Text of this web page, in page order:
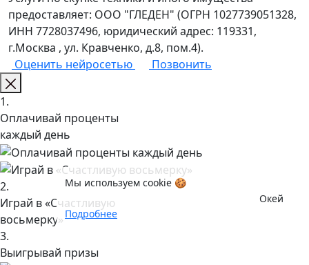
предоставляет: ООО "ГЛЕДЕН" (ОГРН 1027739051328,
ИНН 7728037496, юридический адрес: 119331,
г.Москва , ул. Кравченко, д.8, пом.4).
Оценить нейросетью
Позвонить
Мы используем cookie 🍪
Подробнее
Окей
1.
Оплачивай проценты
каждый день
2.
Играй в «Счастливую
восьмерку»
3.
Выигрывай призы